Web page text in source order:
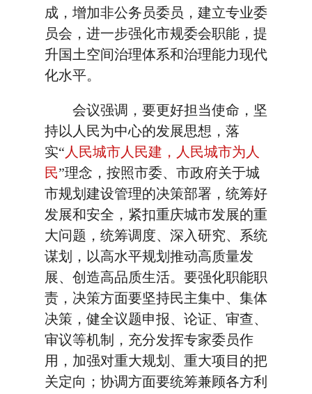
成，增加非公务员委员，建立专业委
员会，进一步强化市规委会职能，提
升国土空间治理体系和治理能力现代
化水平。
会议强调，要更好担当使命，坚
持以人民为中心的发展思想，落
实“ 人民城市人民建，人民城市为人
民”理念，按照市委、市政府关于城
市规划建设管理的决策部署，统筹好
发展和安全，紧扣重庆城市发展的重
大问题，统筹调度、深入研究、系统
谋划，以高水平规划推动高质量发
展、创造高品质生活。要强化职能职
责，决策方面要坚持民主集中、集体
决策，健全议题申报、论证、审查、
审议等机制，充分发挥专家委员作
用，加强对重大规划、重大项目的把
关定向；协调方面要统筹兼顾各方利